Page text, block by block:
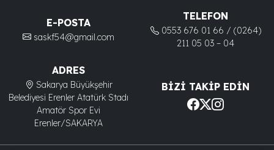
E-POSTA
saskf54@gmail.com
TELEFON
0553 676 01 66 / (0264)
211 05 03 – 04
ADRES
Sakarya Büyükşehir
Belediyesi Erenler Atatürk Stadı
Amatör Spor Evi
Erenler/SAKARYA
BIZI TAKIP EDIN